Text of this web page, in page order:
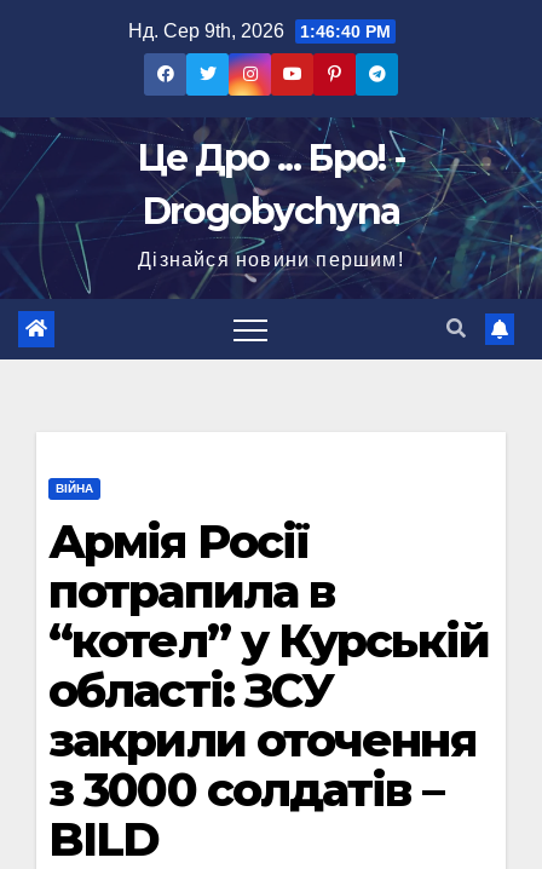
Нд. Сер 9th, 2026 1:46:41 PM
Це Дро ... Бро! -
Drogobychyna
Дізнайся новини першим!
ВІЙНА
Армія Росії
потрапила в
“котел” у Курській
області: ЗСУ
закрили оточення
з 3000 солдатів –
BILD